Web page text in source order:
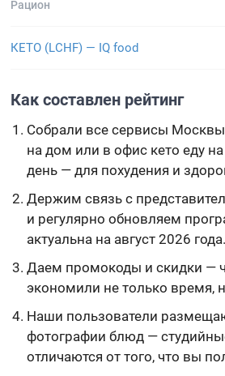
Рацион
КЕТО (LCHF) — IQ food
Как составлен рейтинг
Собрали все сервисы
на дом или в офис кето еду
день — для похудения и
Держим связь с
и регулярно обновляем
актуальна на август 2026 года.
Даем промокоды и скидки —
экономили не только время,
Наши пользователи
фотографии блюд —
отличаются от того, что вы